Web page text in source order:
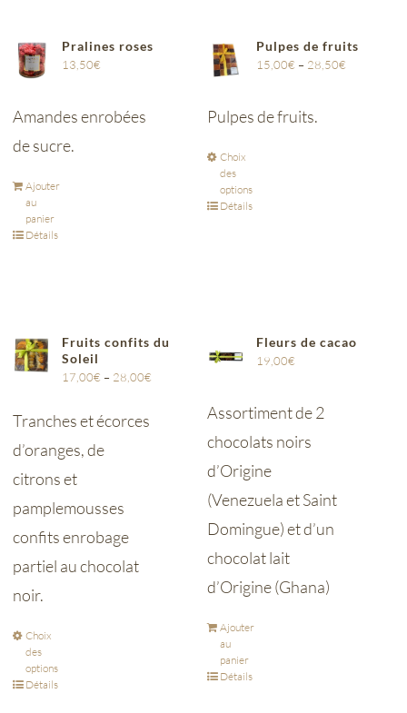
Pralines roses
13,50€
Amandes enrobées
de sucre.
Ajouter
au
panier
Détails
Pulpes de fruits
15,00€ – 28,50€
Pulpes de fruits.
Choix
des
options
Détails
Fruits confits du
Soleil
17,00€ – 28,00€
Tranches et écorces
d’oranges, de
citrons et
pamplemousses
confits enrobage
partiel au chocolat
noir.
Choix
des
options
Détails
Fleurs de cacao
19,00€
Assortiment de 2
chocolats noirs
d’Origine
(Venezuela et Saint
Domingue) et d’un
chocolat lait
d’Origine (Ghana)
Ajouter
au
panier
Détails